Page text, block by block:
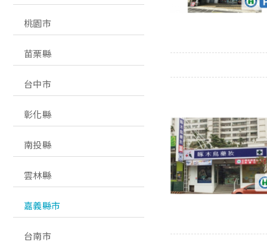
桃園市
苗栗縣
台中市
彰化縣
南投縣
雲林縣
嘉義縣市
台南市